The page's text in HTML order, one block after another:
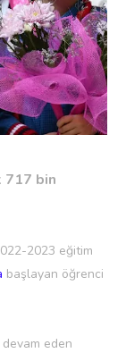
717 bin
2023 eğitim
başlayan öğrenci
eden